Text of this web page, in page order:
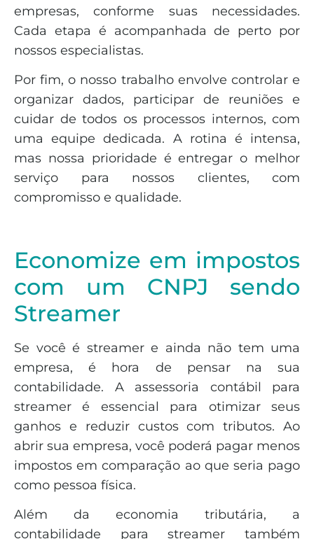
empresas, conforme suas necessidades.
Cada etapa é acompanhada de perto por
nossos especialistas.
Por fim, o nosso trabalho envolve controlar e
organizar dados, participar de reuniões e
cuidar de todos os processos internos, com
uma equipe dedicada. A rotina é intensa,
mas nossa prioridade é entregar o melhor
serviço para nossos clientes, com
compromisso e qualidade.
Economize em impostos
com um CNPJ sendo
Streamer
Se você é streamer e ainda não tem uma
empresa, é hora de pensar na sua
contabilidade. A assessoria contábil para
streamer é essencial para otimizar seus
ganhos e reduzir custos com tributos. Ao
abrir sua empresa, você poderá pagar menos
impostos em comparação ao que seria pago
como pessoa física.
Além da economia tributária, a
contabilidade para streamer também